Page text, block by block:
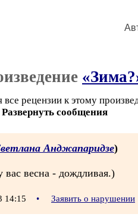
рецензии к этому
Развернуть сообщения
Анджапаридзе)
вас весна - дождливая.)
14:15 • Заявить о нарушении